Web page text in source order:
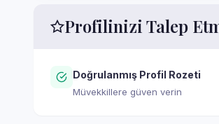
Profilinizi Talep
Doğrulanmış Profil Rozeti
Müvekkillere güven verin